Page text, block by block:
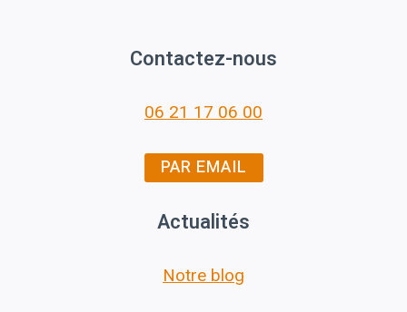
Contactez-nous
06 21 17 06 00
PAR EMAIL
Actualités
Notre blog